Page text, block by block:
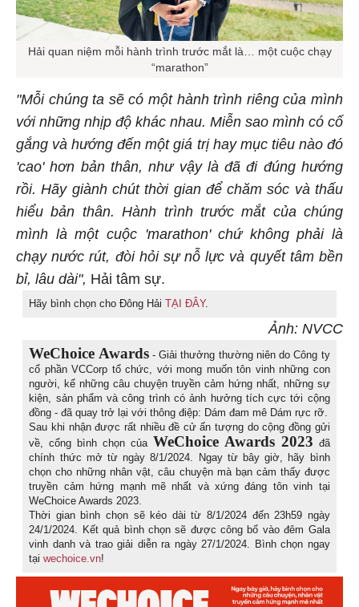
Hải quan niệm mỗi hành trình trước mắt là… một cuộc chạy
“marathon”
"Mỗi chúng ta sẽ có một hành trình riêng của mình
với những nhịp độ khác nhau. Miễn sao mình có cố
gắng và hướng đến một giá trị hay mục tiêu nào đó
'cao' hơn bản thân, như vậy là đã đi đúng hướng
rồi.Hãy giành chút thời gian để chăm sóc và thấu
hiểu bản thân. Hành trình trước mắt của chúng
mình là một cuộc 'marathon' chứ không phải là
chạy nước rút, đòi hỏi sự nỗ lực và quyết tâm bền
bỉ, lâu dài", Hải tâm sự.
Hãy bình chọn cho Đông Hải TẠI ĐÂY.
Ảnh: NVCC
WeChoice Awards- Giải thưởng thường niên do Công ty
cổ phần VCCorp tổ chức, với mong muốn tôn vinh những con
người, kể những câu chuyện truyền cảm hứng nhất, những sự
kiện, sản phẩm và công trình có ảnh hưởng tích cực tới cộng
đồng - đã quay trở lại với thông điệp: Dám đam mê Dám rực rỡ.
Sau khi nhận được rất nhiều đề cử ấn tượng do cộng đồng gửi
về, cổng bình chọn của WeChoice Awards 2023 đã
chính thức mở từ ngày 8/1/2024. Ngay từ bây giờ, hãy bình
chọn cho những nhân vật, câu chuyện mà bạn cảm thấy được
truyền cảm hứng mạnh mẽ nhất và xứng đáng tôn vinh tại
WeChoice Awards 2023.
Thời gian bình chọn sẽ kéo dài từ 8/1/2024 đến 23h59 ngày
24/1/2024. Kết quả bình chọn sẽ được công bố vào đêm Gala
vinh danh và trao giải diễn ra ngày 27/1/2024. Bình chọn ngay
tạiwechoice.vn!